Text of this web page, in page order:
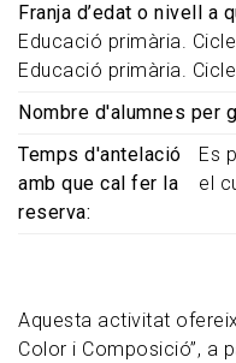
Aquesta activitat
Color i Composició”, a
Franja d’edat o nivell a
Educació primària.
Educació primària.
Nombre d'alumnes per
Temps d'antelació
amb que cal fer la
reserva
Es
el